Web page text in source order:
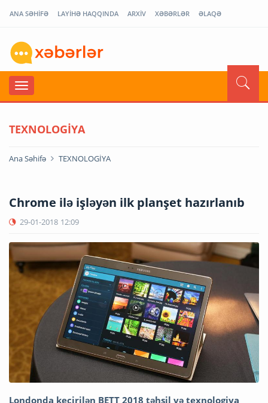
ANA SƏHİFƏ LAYİHƏ HAQQINDA ARXİV XƏBƏRLƏR ƏLAQƏ
TEXNOLOGİYA
Ana Səhifə TEXNOLOGİYA
Chrome ilə işləyən ilk planşet hazırlanıb
29-01-2018 12:09
Londonda keçirilən BETT 2018 təhsil və texnologiya